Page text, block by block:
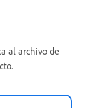
al archivo de